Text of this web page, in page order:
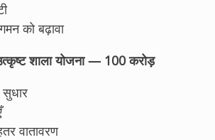
को बढ़ावा
शाला योजना — 100 करोड़
सुधार
वातावरण